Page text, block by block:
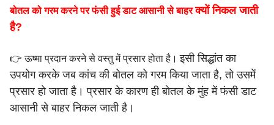
बोतल को गरम करने पर फंसी हुई डाट आसानी से बाहरक्यों निकल जाती
है?
👉 ऊष्मा प्रदान करने से वस्तु में प्रसार होता है।इसी सिद्धांत का
उपयोग करके जब कांच की बोतल को गरम किया जाताहै, तो उसमें
प्रसार हो जाता है। प्रसार के कारण ही बोतल के मुंह में फंसीडाट
आसानी से बाहर निकल जाती है।